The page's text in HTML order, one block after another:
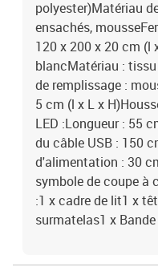
polyester)Matériau
ensachés,
120 x 200 x 20 cm (l
blancMatériau :
de remplissage :
5 cm (l x L x
LED :Longueur : 55
du câble USB : 150
d'alimentation : 30
symbole de coupe à
:1 x cadre de lit1 x
surmatelas1 x Bande